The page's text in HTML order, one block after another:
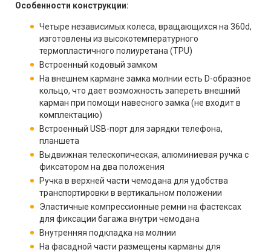
Особенности конструкции:
Четыре независимых колеса, вращающихся на 360d,
изготовлены из высокотемпературного
термопластичного полиуретана (TPU)
Встроенный кодовый замком
На внешнем кармане замка молнии есть D-образное
кольцо, что дает возможность запереть внешний
карман при помощи навесного замка (не входит в
комплектацию)
Встроенный USB-порт для зарядки телефона,
планшета
Выдвижная телескопическая, алюминиевая ручка с
фиксатором на два положения
Ручка в верхней части чемодана для удобства
транспортировки в вертикальном положении
Эластичные компрессионные ремни на фастексах
для фиксации багажа внутри чемодана
Внутренняя подкладка на молнии
На фасадной части размещены карманы для